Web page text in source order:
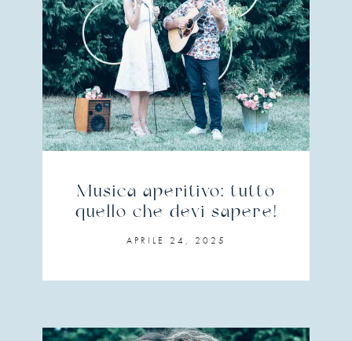
Musica aperitivo: tutto
quello che devi sapere!
APRILE 24, 2025